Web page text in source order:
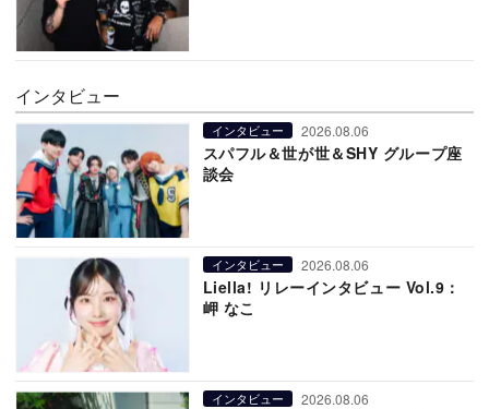
インタビュー
インタビュー 2026.08.06
スパフル＆世が世＆SHY グループ座
談会
インタビュー 2026.08.06
Liella! リレーインタビュー Vol.9：
岬 なこ
インタビュー 2026.08.06